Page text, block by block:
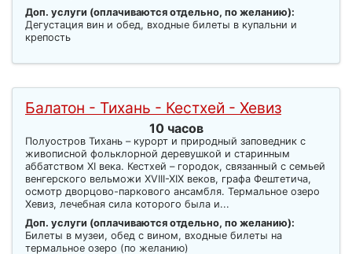
Доп. услуги (оплачиваются отдельно, по желанию):
Дегустация вин и обед, входные билеты в купальни и
крепость
Балатон - Тихань - Кестхей - Хевиз
10 часов
Полуостров Тихань – курорт и природный заповедник с
живописной фольклорной деревушкой и старинным
аббатством XI века. Кестхей – городок, связанный с семьей
венгерского вельможи XVIII-XIX веков, графа Фештетича,
осмотр дворцово-паркового ансамбля. Термальное озеро
Хевиз, лечебная сила которого была и...
Доп. услуги (оплачиваются отдельно, по желанию):
Билеты в музеи, обед с вином, входные билеты на
термальное озеро (по желанию)